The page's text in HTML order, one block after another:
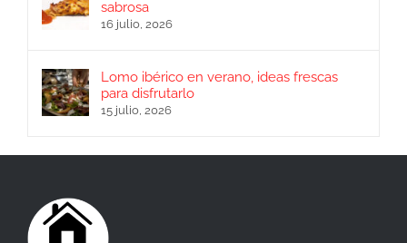
sabrosa
16 julio, 2026
Lomo ibérico en verano, ideas frescas
para disfrutarlo
15 julio, 2026